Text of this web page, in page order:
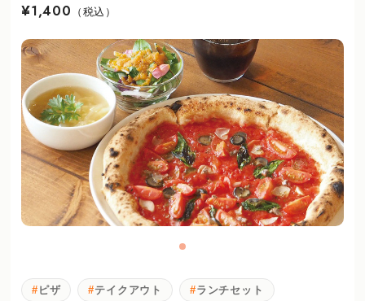
¥1,400 （税込）
ピザ テイクアウト ランチセット